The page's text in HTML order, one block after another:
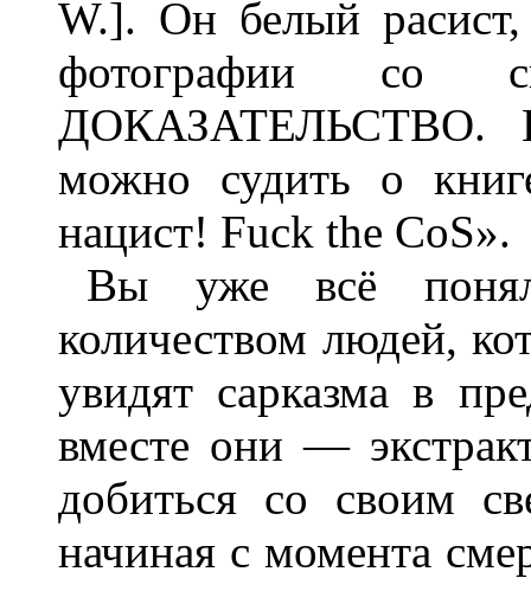
W.]. Он белый
фотографии со
ДОКАЗАТЕЛЬСТВО.
можно судить о
нацист! Fuck the CoS».
Вы уже всё
количеством людей,
увидят сарказма в
вместе они —
добиться со своим
начиная с момента